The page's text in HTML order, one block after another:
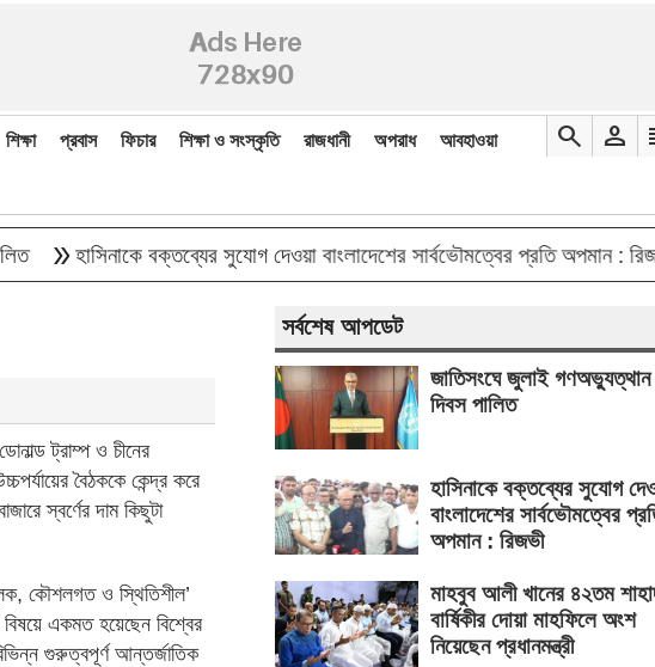
শিক্ষা প্রবাস ফিচার শিক্ষা ও সংস্কৃতি রাজধানী অপরাধ আবহাওয়া search person
হাসিনাকে বক্তব্যের সুযোগ দেওয়া বাংলাদেশের সার্বভৌমত্বের প্রতি অপমান : রিজভী
ট্রাম্প ও চীনের
বৈঠককে কেন্দ্র করে
স্বর্ণের দাম কিছুটা
কৌশলগত ও স্থিতিশীল’
একমত হয়েছেন বিশ্বের
গুরুত্বপূর্ণ আন্তর্জাতিক
সর্বশেষ আপডেট
জাতিসংঘে জুলাই গণঅভ্যুত্থান
দিবস পালিত
হাসিনাকে বক্তব্যের সুযোগ
বাংলাদেশের সার্বভৌমত্বের
অপমান : রিজভী
মাহবুব আলী খানের ৪২তম
বার্ষিকীর দোয়া মাহফিলে অংশ
নিয়েছেন প্রধানমন্ত্রী